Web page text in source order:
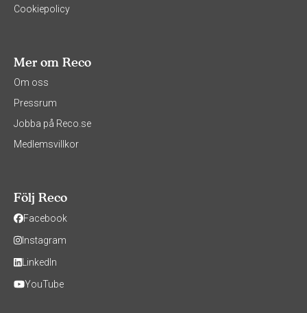
Cookiepolicy
Mer om Reco
Om oss
Pressrum
Jobba på Reco.se
Medlemsvillkor
Följ Reco
Facebook
Instagram
LinkedIn
YouTube